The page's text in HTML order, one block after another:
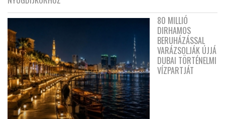
80 MILLIÓ
DIRHAMOS
BERUHÁZÁSSAL
VARÁZSOLJÁK ÚJJÁ
DUBAI TÖRTÉNELMI
VÍZPARTJÁT